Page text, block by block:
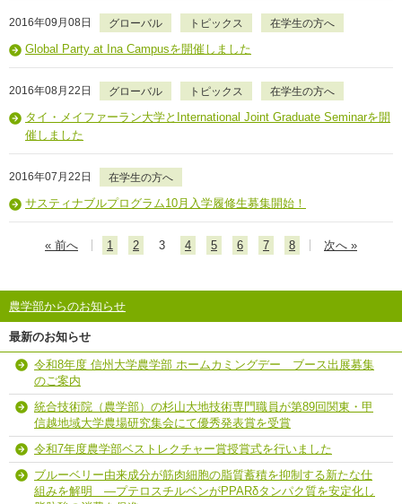
2016年09月08日 グローバル トピックス 在学生の方へ
Global Party at Ina Campusを開催しました
2016年08月22日 グローバル トピックス 在学生の方へ
タイ・メイファーラン大学とInternational Joint Graduate Seminarを開
催しました
2016年07月22日 在学生の方へ
サスティナブルプログラム10月入学履修生募集開始！
« 前へ 1 2 3 4 5 6 7 8 次へ »
農学部からのお知らせ
最新のお知らせ
令和8年度 信州大学農学部 ホームカミングデー ブース出展募集
のご案内
統合技術院（農学部）の杉山大地技術専門職員が第89回関東・甲
信越地域大学農場研究集会にて優秀発表賞を受賞
令和7年度農学部ベストレクチャー賞授賞式を行いました
ブルーベリー由来成分が筋肉細胞の脂質蓄積を抑制する新たな仕
組みを解明 ―プテロスチルベンがPPARδタンパク質を安定化し